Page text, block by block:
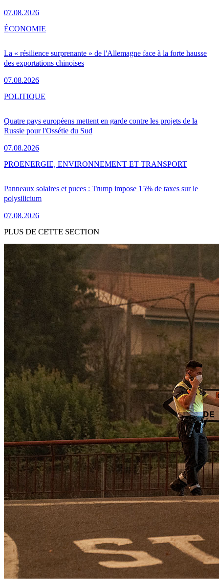
07.08.2026
La « résilience surprenante » de l'Allemagne face à la forte hausse
des exportations chinoises
07.08.2026
ÉCONOMIE
Quatre pays européens mettent en garde contre les projets de la
Russie pour l'Ossétie du Sud
07.08.2026
POLITIQUE
Panneaux solaires et puces : Trump impose 15% de taxes sur le
polysilicium
07.08.2026
PROENERGIE, ENVIRONNEMENT ET TRANSPORT
PLUS DE CETTE SECTION